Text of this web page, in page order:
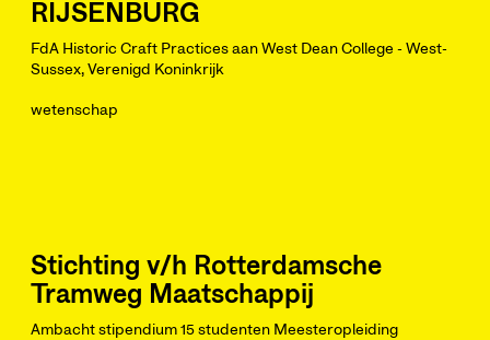
RIJSENBURG
FdA Historic Craft Practices aan West Dean College - West-
Sussex, Verenigd Koninkrijk
wetenschap
Stichting v/h Rotterdamsche
Tramweg Maatschappij
Ambacht stipendium 15 studenten Meesteropleiding